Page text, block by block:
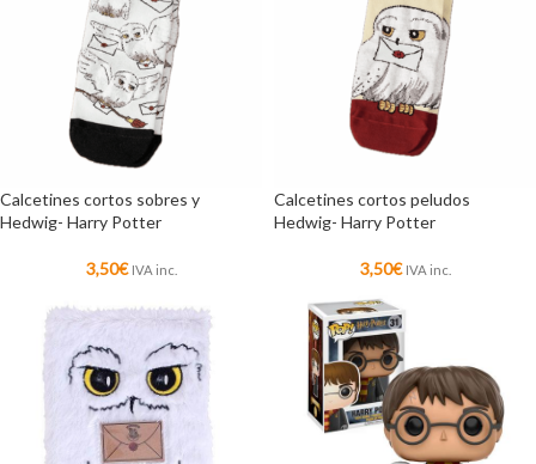
Calcetines cortos sobres y
Hedwig- Harry Potter
3,50€ IVA inc.
Calcetines cortos peludos
Hedwig- Harry Potter
3,50€ IVA inc.